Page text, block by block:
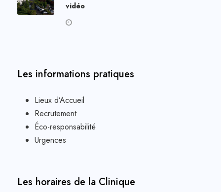
vidéo
Les informations pratiques
Lieux d’Accueil
Recrutement
Éco-responsabilité
Urgences
Les horaires de la Clinique